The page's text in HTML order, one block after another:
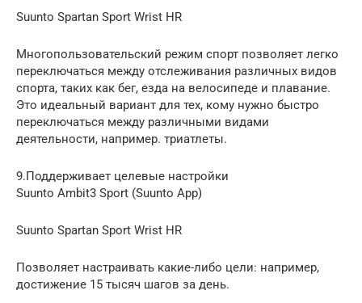
Suunto Spartan Sport Wrist HR
Многопользовательский режим спорт позволяет легко
переключаться между отслеживания различных видов
спорта, таких как бег, езда на велосипеде и плавание.
Это идеальный вариант для тех, кому нужно быстро
переключаться между различными видами
деятельности, например. триатлеты.
9.Поддерживает целевые настройки
Suunto Ambit3 Sport (Suunto App)
Suunto Spartan Sport Wrist HR
Позволяет настраивать какие-либо цели: например,
достижение 15 тысяч шагов за день.